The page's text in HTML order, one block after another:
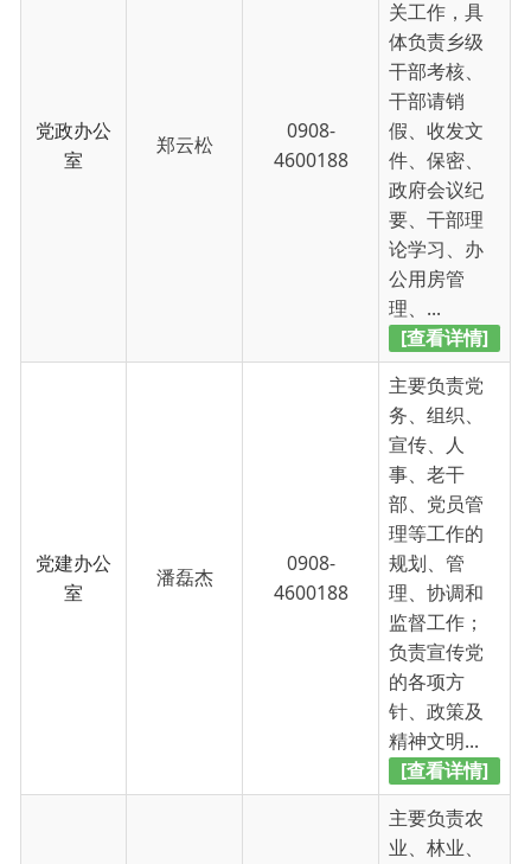
假、收发文
件、保密、
政府会议纪
要、干部理
论学习、办
公用房管
理、...
[查看详情]
主要负责党
务、组织、
宣传、人
事、老干
部、党员管
理等工作的
规划、管
理、协调和
监督工作；
负责宣传党
的各项方
针、政策及
精神文明...
[查看详情]
和财政办
李 江
主要负责农
业、林业、
畜牧、草
原、水利、
财政、土
地、交通、
乡村振兴、
新型城镇
化、村镇建
设、园林绿